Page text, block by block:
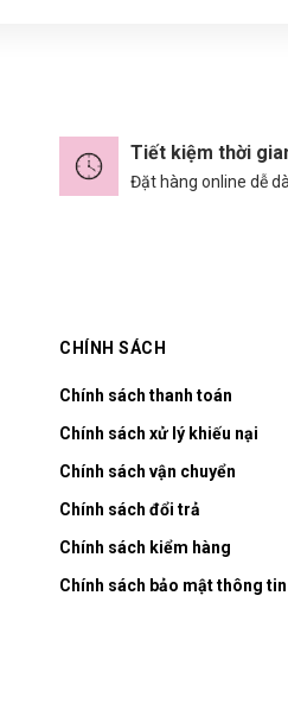
Tiết kiệm thời
Đặt hàng online dễ
CHÍNH SÁCH
Chính sách thanh toán
Chính sách xử lý khiếu nại
Chính sách vận chuyển
Chính sách đổi trả
Chính sách kiểm hàng
Chính sách bảo mật thông tin